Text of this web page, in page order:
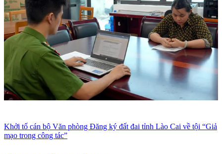
Khởi tố cán bộ Văn phòng Đăng ký đất đai tỉnh Lào Cai về tội “Giả
mạo trong công tác”